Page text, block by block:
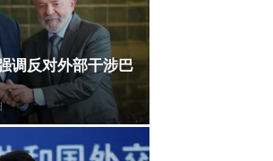
调反对外部干涉巴